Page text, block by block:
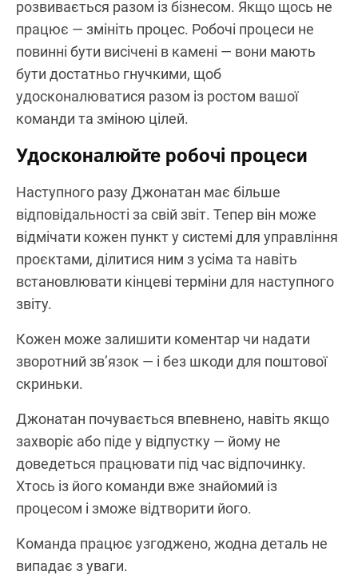
розвивається разом із бізнесом. Якщо щось не
працює — змініть процес. Робочі процеси не
повинні бути висічені в камені — вони мають
бути достатньо гнучкими, щоб
удосконалюватися разом із ростом вашої
команди та зміною цілей.
Удосконалюйте робочі процеси
Наступного разу Джонатан має більше
відповідальності за свій звіт. Тепер він може
відмічати кожен пункт у системі для управління
проєктами, ділитися ним з усіма та навіть
встановлювати кінцеві терміни для наступного
звіту.
Кожен може залишити коментар чи надати
зворотний зв’язок — і без шкоди для поштової
скриньки.
Джонатан почувається впевнено, навіть якщо
захворіє або піде у відпустку — йому не
доведеться працювати під час відпочинку.
Хтось із його команди вже знайомий із
процесом і зможе відтворити його.
Команда працює узгоджено, жодна деталь не
випадає з уваги.